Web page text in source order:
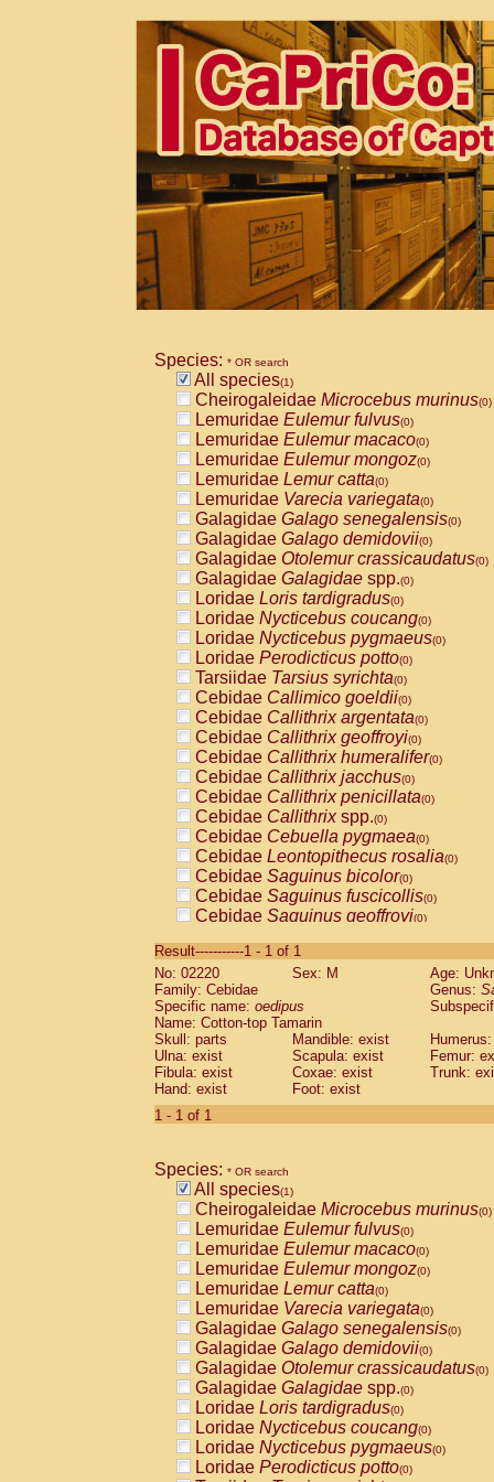
Species: * OR search
All species(1)
Cheirogaleidae Microcebus murinus(0)
Lemuridae Eulemur fulvus(0)
Lemuridae Eulemur macaco(0)
Lemuridae Eulemur mongoz(0)
Lemuridae Lemur catta(0)
Lemuridae Varecia variegata(0)
Galagidae Galago senegalensis(0)
Galagidae Galago demidovii(0)
Galagidae Otolemur crassicaudatus(0)
Galagidae Galagidae spp.(0)
Loridae Loris tardigradus(0)
Loridae Nycticebus coucang(0)
Loridae Nycticebus pygmaeus(0)
Loridae Perodicticus potto(0)
Tarsiidae Tarsius syrichta(0)
Cebidae Callimico goeldii(0)
Cebidae Callithrix argentata(0)
Cebidae Callithrix geoffroyi(0)
Cebidae Callithrix humeralifer(0)
Cebidae Callithrix jacchus(0)
Cebidae Callithrix penicillata(0)
Cebidae Callithrixspp.(0)
Cebidae Cebuella pygmaea(0)
Cebidae Leontopithecus rosalia(0)
Cebidae Saguinus bicolor(0)
Cebidae Saguinus fuscicollis(0)
Cebidae Saguinus geoffroyi(0)
CebidaeSaguinus labiatus(0)
Cebidae Saguinus leucopus (0)
Cebidae
CebidaeSaguinus mystax
Cebidae Saguinus nigricollis (0)
Cebidae Saguinus oedipus
Cebidae Saguinus weddelli
Cebidae Saguinusspp.
Cebidae
CebidaeCebus capucinus
CebidaeCebus nigrivittatus
CebidaeCebus spp.(0)
CebidaeSaimiri boliviensis(0)
CebidaeSaimiri sciureus(0)
AtelidaeAlouatta caraya(0)
AtelidaeAlouatta fusca(0)
AtelidaeAlouatta seniculus(0)
AtelidaeAlouattaspp.(0)
AtelidaeAteles belzebuth(0)
AtelidaeAteles geoffroyi(0)
AtelidaeAteles paniscus(0)
AtelidaeAtelesspp.(0)
AtelidaeLagothrix lagothricha(0)
AtelidaeLagothrix lagothricha cana
PitheciidaeCacajao calvus
Result-----------1 - 1 of 1
No: 02220
Sex: M
Age:
Family: Cebidae
Genus:
Specific name: oedipus
Name: Cotton-top Tamarin
Skull: parts
Mandible: exist
Ulna: exist
Scapula: exist
Femur:
Fibula: exist
Coxae: exist
Trunk:
Hand: exist
Foot: exist
1 - 1 of 1
Species: * OR search
All species(1)
Cheirogaleidae Microcebus murinus(0)
Lemuridae Eulemur fulvus(0)
Lemuridae Eulemur macaco(0)
Lemuridae Eulemur mongoz(0)
Lemuridae Lemur catta(0)
Lemuridae Varecia variegata(0)
Galagidae Galago senegalensis(0)
Galagidae Galago demidovii(0)
Galagidae Otolemur crassicaudatus(0)
Galagidae Galagidae spp.(0)
Loridae Loris tardigradus(0)
Loridae Nycticebus coucang(0)
Loridae Nycticebus pygmaeus(0)
Loridae Perodicticus potto(0)